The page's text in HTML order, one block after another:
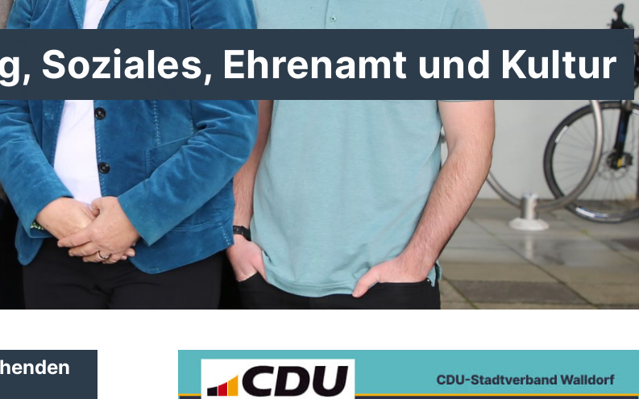
Soziales, Ehrenamt und Kultur